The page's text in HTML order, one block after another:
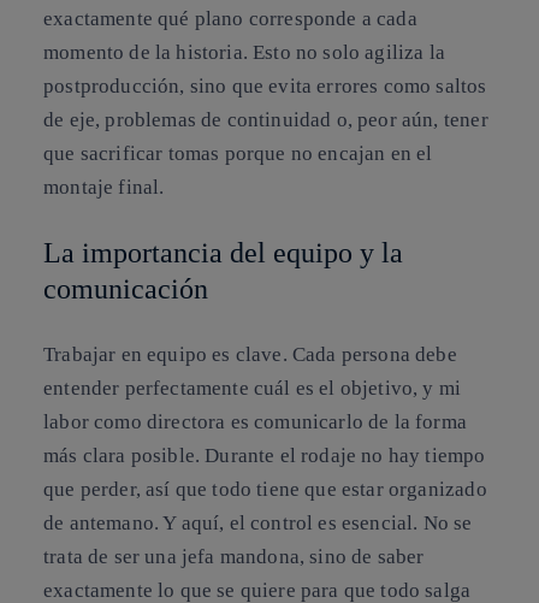
exactamente qué plano corresponde a cada
momento de la historia. Esto no solo agiliza la
postproducción, sino que evita errores como saltos
de eje, problemas de continuidad o, peor aún, tener
que sacrificar tomas porque no encajan en el
montaje final.
La importancia del equipo y la
comunicación
Trabajar en equipo es clave. Cada persona debe
entender perfectamente cuál es el objetivo, y mi
labor como directora es comunicarlo de la forma
más clara posible. Durante el rodaje no hay tiempo
que perder, así que todo tiene que estar organizado
de antemano. Y aquí, el control es esencial. No se
trata de ser una jefa mandona, sino de saber
exactamente lo que se quiere para que todo salga